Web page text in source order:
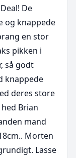
De
og knappede
en stor
pikken i
så godt
knappede
deres store
Brian
mand
Morten
Lasse